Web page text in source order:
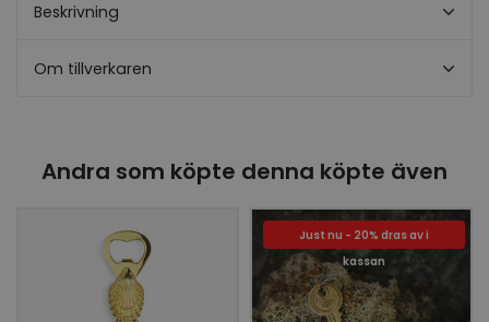
Beskrivning
Om tillverkaren
Andra som köpte denna köpte även
Just nu - 20% dras av i
kassan